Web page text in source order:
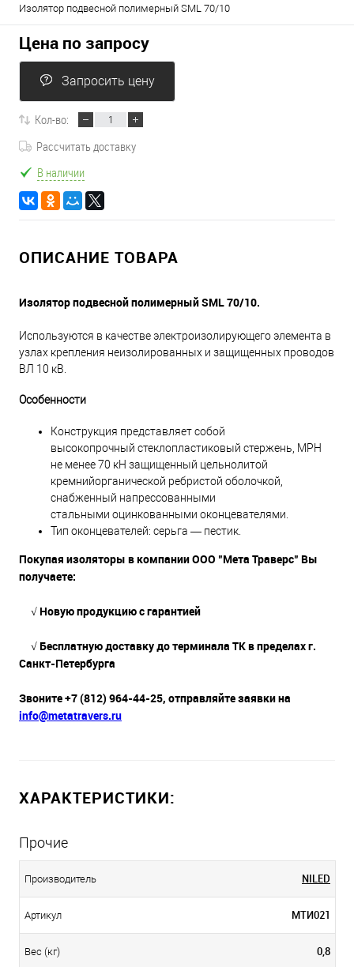
Изолятор подвесной полимерный SML 70/10
Цена по запросу
Запросить цену
Кол-во:
Рассчитать доставку
В наличии
ОПИСАНИЕ ТОВАРА
Изолятор подвесной полимерный SML 70/10.
Используются в качестве электроизолирующего элемента в
узлах крепления неизолированных и защищенных проводов
ВЛ 10 кВ.
Особенности
Конструкция представляет собой
высокопрочный стеклопластиковый стержень, МРН
не менее 70 кН защищенный цельнолитой
кремнийорганической ребристой оболочкой,
снабженный напрессованными
стальными оцинкованными оконцевателями.
Тип оконцевателей: серьга — пестик.
Покупая изоляторы в компании ООО "Мета Траверс" Вы
получаете:
√ Новую продукцию с гарантией
√ Бесплатную доставку до терминала ТК в пределах г.
Санкт-Петербурга
Звоните +7 (812) 964-44-25, отправляйте заявки на
info@metatravers.ru
ХАРАКТЕРИСТИКИ:
Прочие
Производитель NILED
Артикул МТИ021
Вес (кг) 0,8